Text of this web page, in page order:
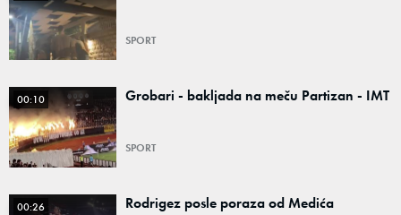
SPORT
00:10 Grobari - bakljada na meču Partizan - IMT
SPORT
00:26 Rodrigez posle poraza od Medića